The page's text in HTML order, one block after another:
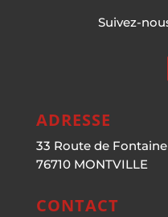
Suivez-
ADRESSE
33 Route de Fontaine
76710 MONTVILLE
CONTACT